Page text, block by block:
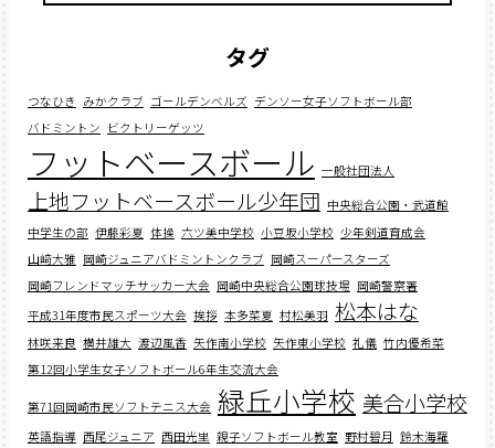
タグ
つなひき みかクラブ ゴールデンベルズ デンソー女子ソフトボール部
バドミントン ビクトリーゲッツ
フットベースボール 一般社団法人
上地フットベースボール少年団 中央総合公園・武道館
中学生の部 伊藤彩夏 体操 六ツ美中学校 小豆坂小学校 少年剣道育成会
山﨑大雅 岡崎ジュニアバドミントンクラブ 岡崎スーパースターズ
岡崎フレンドマッチサッカー大会 岡崎中央総合公園球技場 岡崎警察署
平成31年度市民スポーツ大会 挨拶 本多菜夏 村松美羽 松本はな
林咲来良 横井雄大 渡辺風香 矢作南小学校 矢作東小学校 礼儀 竹内優希菜
第12回小学生女子ソフトボール6年生交流大会
第71回岡崎市民ソフトテニス大会 緑丘小学校 美合小学校
英語指導 西尾ジュニア 西田光里 親子ソフトボール教室 野村碧月 鈴木海羅